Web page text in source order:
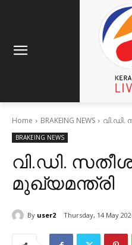
Home BRAKEING NEWS വി.ഡി.
BRAKEING NEWS
വി.ഡി.
മുഖ്യമന്ത്രി
By user2 Thursday, 14 May